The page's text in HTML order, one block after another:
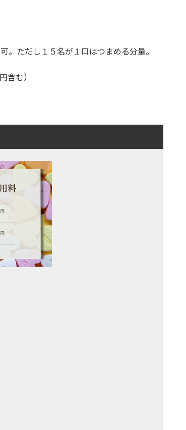
。ただし１５名が１口はつまめる分量。
円含む）